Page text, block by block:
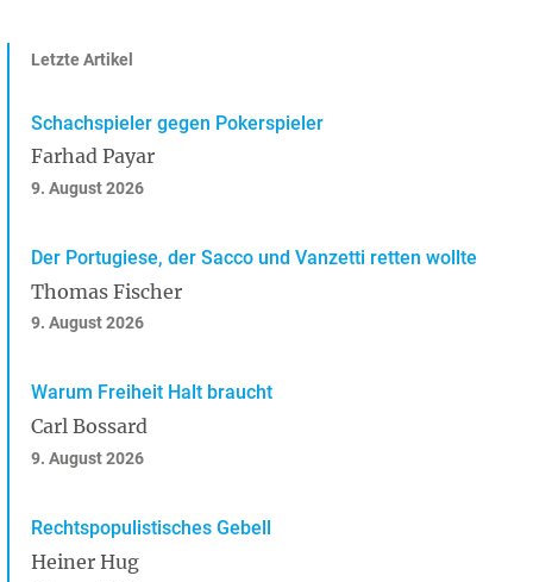
Letzte Artikel
Schachspieler gegen Pokerspieler
Farhad Payar
9. August 2026
Der Portugiese, der Sacco und Vanzetti retten wollte
Thomas Fischer
9. August 2026
Warum Freiheit Halt braucht
Carl Bossard
9. August 2026
Rechtspopulistisches Gebell
Heiner Hug